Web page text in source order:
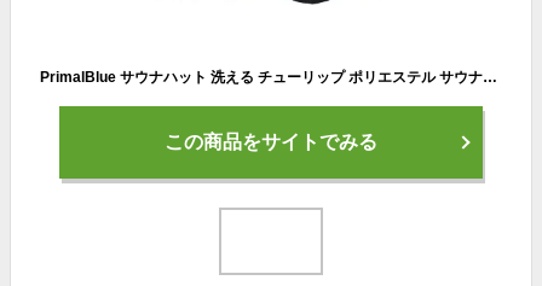
PrimalBlue サウナハット 洗える チューリップ ポリエステル サウナキャップ メンズ レディース 男女兼用 フリーサイズ サ活(ブラックNEEDSAUNA刺繍, Free Size)
この商品をサイトでみる